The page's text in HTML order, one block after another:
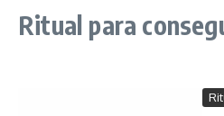
Ritual para